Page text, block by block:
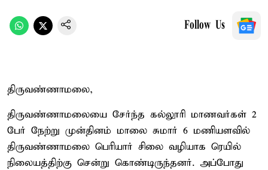
Follow Us
திருவண்ணாமலை,
திருவண்ணாமலையை சேர்ந்த கல்லூரி மாணவர்கள் 2
பேர் நேற்று முன்தினம் மாலை சுமார் 6 மணியளவில்
திருவண்ணாமலை பெரியார் சிலை வழியாக ரெயில்
நிலையத்திற்கு சென்று கொண்டிருந்தனர். அப்போது